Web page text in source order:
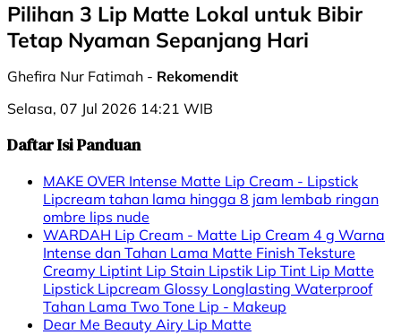
Pilihan 3 Lip Matte Lokal untuk Bibir
Tetap Nyaman Sepanjang Hari
Ghefira Nur Fatimah - Rekomendit
Selasa, 07 Jul 2026 14:21 WIB
Daftar Isi Panduan
MAKE OVER Intense Matte Lip Cream - Lipstick
Lipcream tahan lama hingga 8 jam lembab ringan
ombre lips nude
WARDAH Lip Cream - Matte Lip Cream 4 g Warna
Intense dan Tahan Lama Matte Finish Teksture
Creamy Liptint Lip Stain Lipstik Lip Tint Lip Matte
Lipstick Lipcream Glossy Longlasting Waterproof
Tahan Lama Two Tone Lip - Makeup
Dear Me Beauty Airy Lip Matte